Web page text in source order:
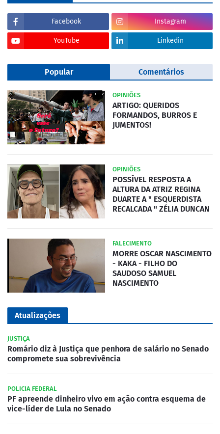
Facebook Instagram
YouTube Linkedin
Popular Comentários
OPINIÕES
ARTIGO: QUERIDOS
FORMANDOS, BURROS E
JUMENTOS!
OPINIÕES
POSSÍVEL RESPOSTA A
ALTURA DA ATRIZ REGINA
DUARTE A " ESQUERDISTA
RECALCADA " ZÉLIA DUNCAN
FALECIMENTO
MORRE OSCAR NASCIMENTO
- KAKA - FILHO DO
SAUDOSO SAMUEL
NASCIMENTO
Atualizações
JUSTIÇA
Romário diz à Justiça que penhora de salário no Senado
compromete sua sobrevivência
POLICIA FEDERAL
PF apreende dinheiro vivo em ação contra esquema de
vice-líder de Lula no Senado